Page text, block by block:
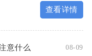
查看详情
意什么 08-09